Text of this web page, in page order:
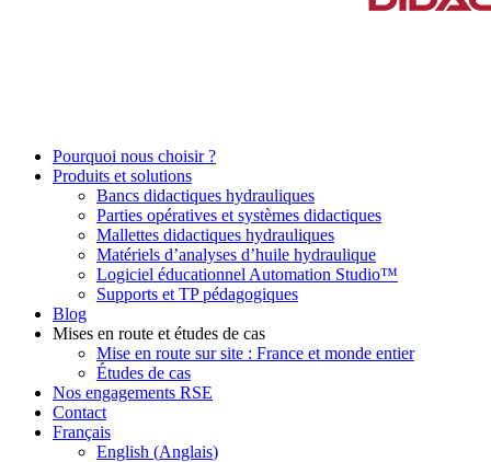
Pourquoi nous choisir ?
Produits et solutions
Bancs didactiques hydrauliques
Parties opératives et systèmes didactiques
Mallettes didactiques hydrauliques
Matériels d’analyses d’huile hydraulique
Logiciel éducationnel Automation Studio™
Supports et TP pédagogiques
Blog
Mises en route et études de cas
Mise en route sur site : France et monde entier
Études de cas
Nos engagements RSE
Contact
Français
English (Anglais)